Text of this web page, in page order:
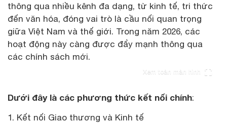
thông qua nhiều kênh đa dạng, từ kinh tế, tri thức
đến văn hóa, đóng vai trò là cầu nối quan trọng
giữa Việt Nam và thế giới. Trong năm 2026, các
hoạt động này càng được đẩy mạnh thông qua
các chính sách mới.
Xem toàn màn hình
Dưới đây là các phương thức kết nối chính:
Kết nối Giao thương và Kinh tế